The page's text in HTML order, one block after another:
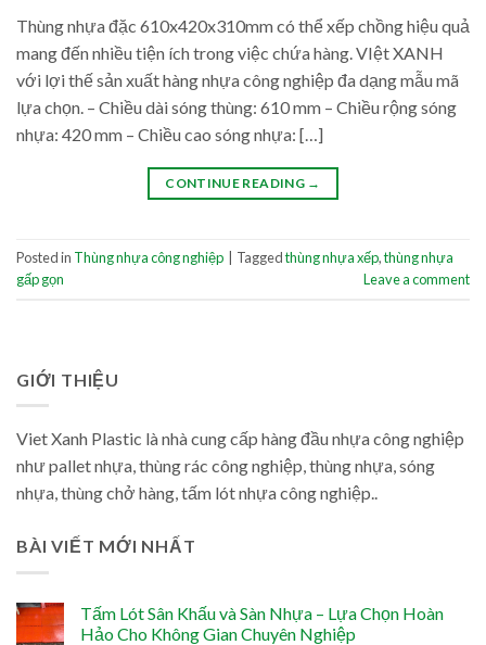
Thùng nhựa đặc 610x420x310mm có thể xếp chồng hiệu quả
mang đến nhiều tiện ích trong việc chứa hàng. VIệt XANH
với lợi thế sản xuất hàng nhựa công nghiệp đa dạng mẫu mã
lựa chọn. – Chiều dài sóng thùng: 610 mm – Chiều rộng sóng
nhựa: 420 mm – Chiều cao sóng nhựa: […]
CONTINUE READING →
Posted in Thùng nhựa công nghiệp Taggedthùng nhựa xếp,thùng nhựa
gấp gọn
Leave a comment
GIỚI THIỆU
Viet Xanh Plastic là nhà cung cấp hàng đầu nhựa công nghiệp
như pallet nhựa, thùng rác công nghiệp, thùng nhựa, sóng
nhựa, thùng chở hàng, tấm lót nhựa công nghiệp..
BÀI VIẾT MỚI NHẤT
Tấm Lót Sân Khấu và Sàn Nhựa – Lựa Chọn Hoàn
Hảo Cho Không Gian Chuyên Nghiệp